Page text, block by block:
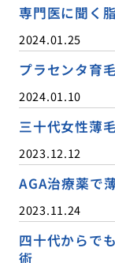
専門医に聞く
2024.01.25
プラセンタ育
2024.01.10
三十代女性薄
2023.12.12
AGA治療薬で
2023.11.24
四十代からで
術